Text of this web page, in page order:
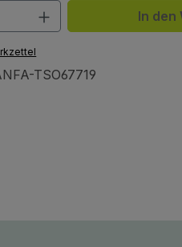
Anzahl: Gib denIn den
TSO67719